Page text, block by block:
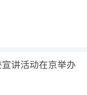
讲活动在京举办